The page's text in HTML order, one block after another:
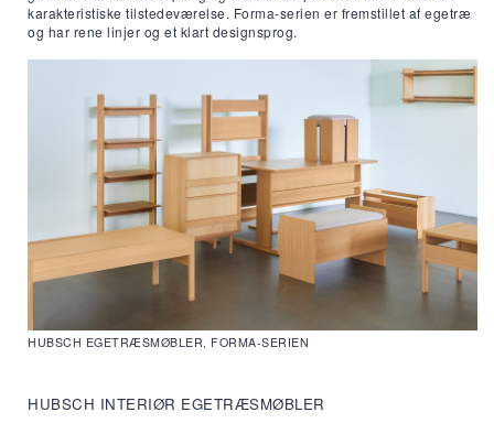
karakteristiske tilstedeværelse. Forma-serien er fremstillet af egetræ
og har rene linjer og et klart designsprog.
HUBSCH EGETRÆSMØBLER, FORMA-SERIEN
HUBSCH INTERIØR EGETRÆSMØBLER